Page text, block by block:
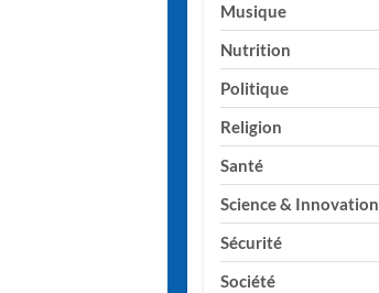
Musique
Nutrition
Politique
Religion
Santé
Science & Innovation
Sécurité
Société